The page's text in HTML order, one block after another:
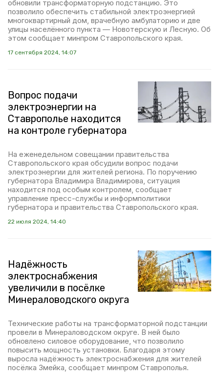
обновили трансформаторную подстанцию. Это
позволило обеспечить стабильной электроэнергией
многоквартирный дом, врачебную амбулаторию и две
улицы населённого пункта — Новотерскую и Лесную. Об
этом сообщает минпром Ставропольского края.
17 сентября 2024, 14:07
Вопрос подачи
электроэнергии на
Ставрополье находится
на контроле губернатора
На еженедельном совещании правительства
Ставропольского края обсудили вопрос подачи
электроэнергии для жителей региона. По поручению
губернатора Владимира Владимирова, ситуация
находится под особым контролем, сообщает
управление пресс-службы и информполитики
губернатора и правительства Ставропольского края.
22 июля 2024, 14:40
Надёжность
электроснабжения
увеличили в посёлке
Минераловодского округа
Технические работы на трансформаторной подстанции
провели в Минераловодском округе. В ней было
обновлено силовое оборудование, что позволило
повысить мощность установки. Благодаря этому
выросла надёжность электроснабжения для жителей
посёлка Змейка, сообщает минпром Ставрополья.